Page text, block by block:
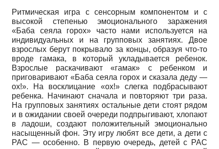
Ритмическая игра с сенсорным компонентом и с
высокой степенью эмоционального заражения
«Баба сеяла горох» часто нами используется на
индивидуальных и на групповых занятиях. Двое
взрослых берут покрывало за концы, образуя что-то
вроде гамака, в который укладывается ребенок.
Взрослые раскачивают «гамак» с ребенком и
приговаривают «Баба сеяла горох и сказала деду —
ох!». На восклицание «ох!» слегка подбрасывают
ребенка. Начинают сначала и повторяют три раза.
На групповых занятиях остальные дети стоят рядом
и в ожидании своей очереди подпрыгивают, хлопают
в ладоши, создают положительный эмоционально
насыщенный фон. Эту игру любят все дети, а дети с
РАС — особенно. В первую очередь, детей с РАС